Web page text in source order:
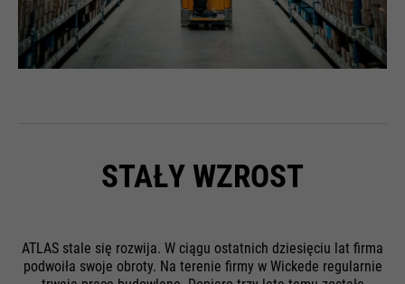
STAŁY WZROST
ATLAS stale się rozwija. W ciągu ostatnich dziesięciu lat firma
podwoiła swoje obroty. Na terenie firmy w Wickede regularnie